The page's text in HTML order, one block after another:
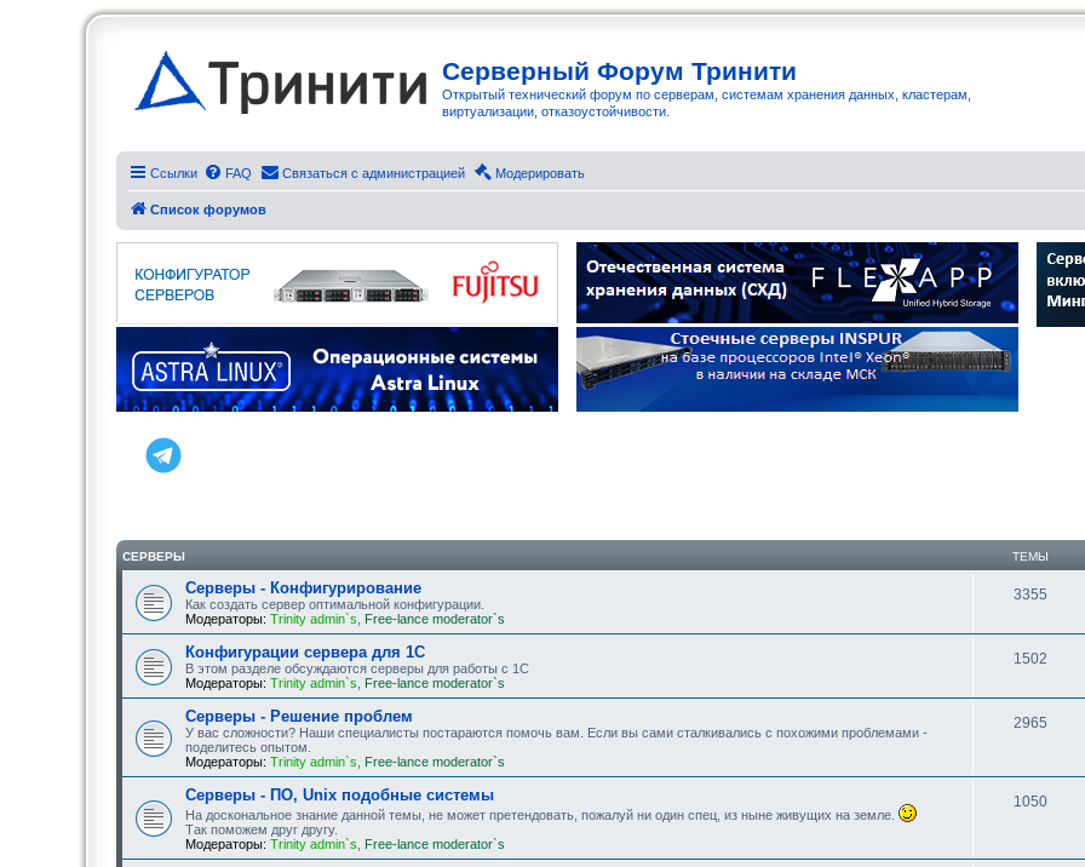
Серверный Форум Тринити
Открытый технический форум по серверам, системам хранения данных, кластерам,
виртуализации, отказоустойчивости.
Ссылки FAQ Связаться с администрацией Модерировать
Список форумов
СЕРВЕРЫ ТЕМЫ
Серверы - Конфигурирование
Как создать сервер оптимальной конфигурации.
Модераторы: Trinity admin`s Free-lance moderator`s
3355
Конфигурации сервера для 1С
В этом разделе обсуждаются серверы для работы с 1С
Модераторы: Trinity admin`s Free-lance moderator`s
1502
Серверы - Решение проблем
У вас сложности? Наши специалисты постараются помочь вам. Если вы сами сталкивались с похожими проблемами -
поделитесь опытом.
Модераторы: Trinity admin`s Free-lance moderator`s
2965
Серверы - ПО, Unix подобные системы
На доскональное знание данной темы, не может претендовать, пожалуй ни один спец, из ныне живущих на земле.
Так поможем друг другу.
Модераторы: Trinity admin`s Free-lance moderator`s
1050